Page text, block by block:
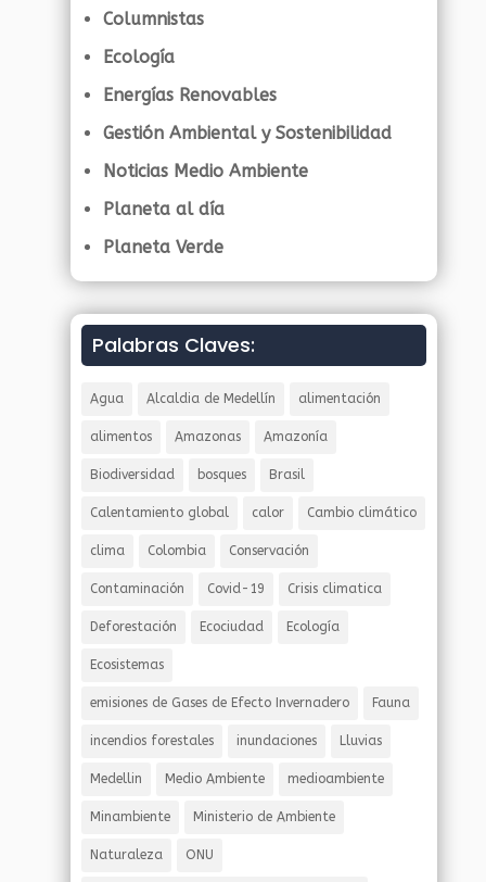
Columnistas
Ecología
Energías Renovables
Gestión Ambiental y Sostenibilidad
Noticias Medio Ambiente
Planeta al día
Planeta Verde
Palabras Claves:
Agua Alcaldia de Medellín alimentación
alimentos Amazonas Amazonía
Biodiversidad bosques Brasil
Calentamiento global calor Cambio climático
clima Colombia Conservación
Contaminación Covid-19 Crisis climatica
Deforestación Ecociudad Ecología
Ecosistemas
emisiones de Gases de Efecto Invernadero Fauna
incendios forestales inundaciones Lluvias
Medellin Medio Ambiente medioambiente
Minambiente Ministerio de Ambiente
Naturaleza ONU